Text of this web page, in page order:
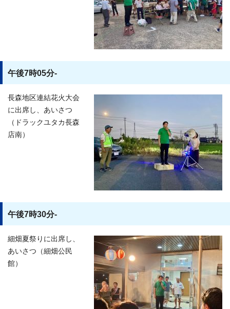
午後7時05分-
長森地区連結花火大会
に出席し、あいさつ
（ドラックユタカ長森
店南）
午後7時30分-
細畑夏祭りに出席し、
あいさつ（細畑公民
館）